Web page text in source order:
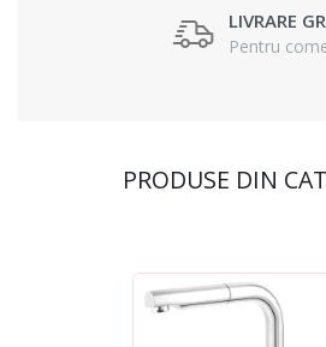
LIVRARE
Pentru
PRODUSE DIN